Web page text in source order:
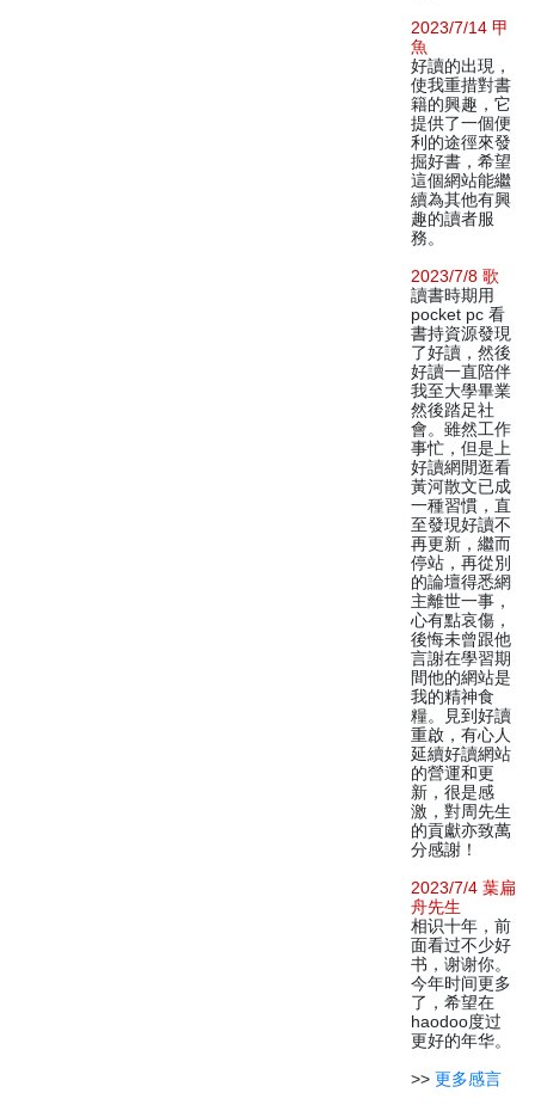
2023/7/14 甲
魚
好讀的出現，
使我重措對書
籍的興趣，它
提供了一個便
利的途徑來發
掘好書，希望
這個網站能繼
續為其他有興
趣的讀者服
務。
2023/7/8 歌
讀書時期用
pocket pc 看
書持資源發現
了好讀，然後
好讀一直陪伴
我至大學畢業
然後踏足社
會。雖然工作
事忙，但是上
好讀網閒逛看
黃河散文已成
一種習慣，直
至發現好讀不
再更新，繼而
停站，再從別
的論壇得悉網
主離世一事，
心有點哀傷，
後悔未曾跟他
言謝在學習期
間他的網站是
我的精神食
糧。見到好讀
重啟，有心人
延續好讀網站
的營運和更
新，很是感
激，對周先生
的貢獻亦致萬
分感謝！
2023/7/4 葉扁
舟先生
相识十年，前
面看过不少好
书，谢谢你。
今年时间更多
了，希望在
haodoo度过
更好的年华。
>> 更多感言